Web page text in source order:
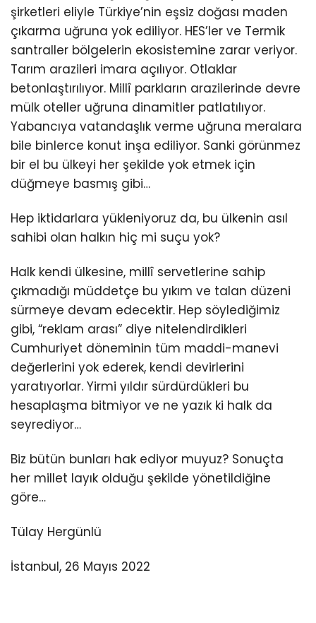
şirketleri eliyle Türkiye’nin eşsiz doğası maden
çıkarma uğruna yok ediliyor. HES’ler ve Termik
santraller bölgelerin ekosistemine zarar veriyor.
Tarım arazileri imara açılıyor. Otlaklar
betonlaştırılıyor. Millî parkların arazilerinde devre
mülk oteller uğruna dinamitler patlatılıyor.
Yabancıya vatandaşlık verme uğruna meralara
bile binlerce konut inşa ediliyor. Sanki görünmez
bir el bu ülkeyi her şekilde yok etmek için
düğmeye basmış gibi…
Hep iktidarlara yükleniyoruz da, bu ülkenin asıl
sahibi olan halkın hiç mi suçu yok?
Halk kendi ülkesine, millî servetlerine sahip
çıkmadığı müddetçe bu yıkım ve talan düzeni
sürmeye devam edecektir. Hep söylediğimiz
gibi, “reklam arası” diye nitelendirdikleri
Cumhuriyet döneminin tüm maddi-manevi
değerlerini yok ederek, kendi devirlerini
yaratıyorlar. Yirmi yıldır sürdürdükleri bu
hesaplaşma bitmiyor ve ne yazık ki halk da
seyrediyor…
Biz bütün bunları hak ediyor muyuz? Sonuçta
her millet layık olduğu şekilde yönetildiğine
göre…
Tülay Hergünlü
İstanbul, 26 Mayıs 2022